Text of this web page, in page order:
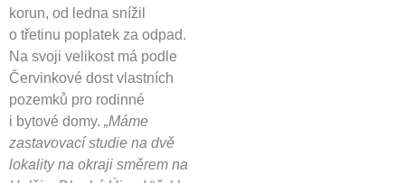
korun, od ledna snížil
o třetinu poplatek za odpad.
Na svoji velikost má podle
Červinkové dost vlastních
pozemků pro rodinné
i bytové domy. „Máme
zastavovací studie na dvě
lokality na okraji směrem na